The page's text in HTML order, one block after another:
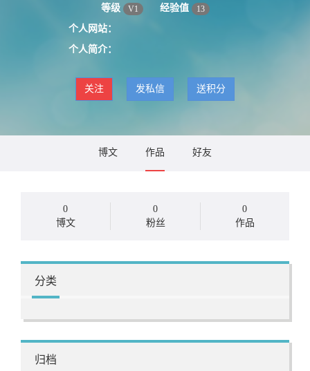
等级 V1 经验值 13
个人网站：
个人简介：
关注 发私信 送积分
博文 作品 好友
0
博文
0
粉丝
0
作品
分类
归档